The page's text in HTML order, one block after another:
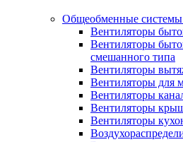
Общеобменные системы
Вентиляторы
Вентиляторы
смешанного типа
Вентиляторы
Вентиляторы для
Вентиляторы
Вентиляторы
Вентиляторы